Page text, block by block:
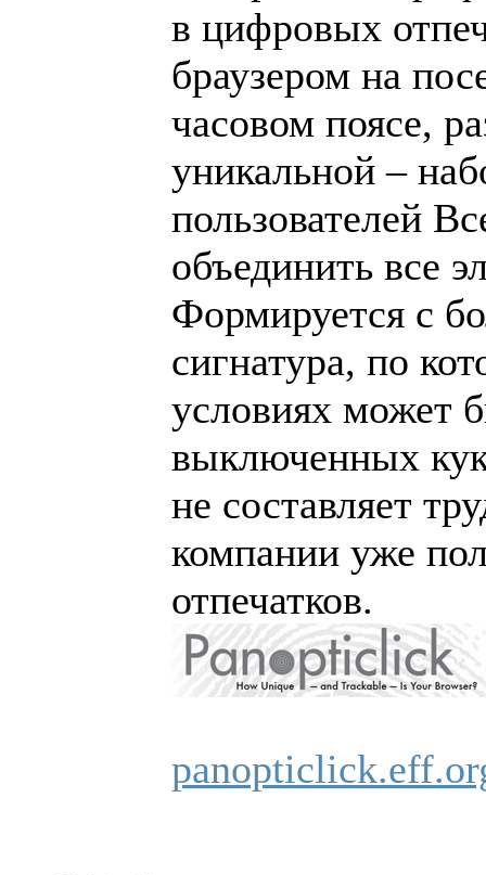
в цифровых
браузером на
часовом поясе,
уникальной –
пользователей
объединить все
Формируется с
сигнатура, по
условиях может
выключенных
не составляет
компании уже
отпечатков.